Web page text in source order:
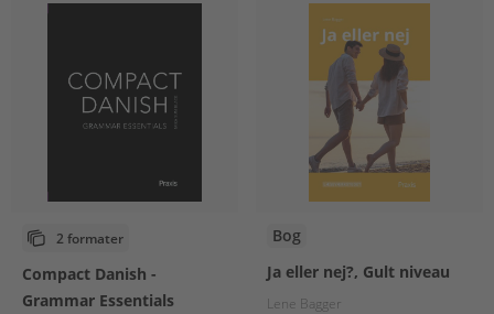
2 formater
Compact Danish -
Grammar Essentials
Bog
Ja eller nej?, Gult niveau
Lene Bagger